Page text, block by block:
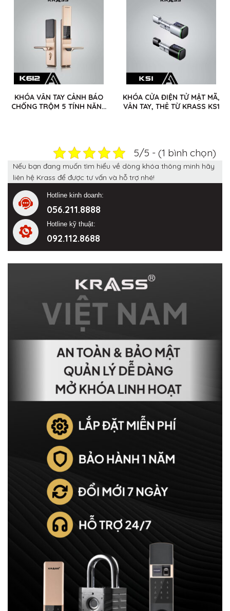
KHÓA VÂN TAY CẢNH BÁO
CHỐNG TRỘM 5 TÍNH NĂNG
KHÓA CỬA ĐIỆN TỬ MẬT MÃ,
VÂN TAY, THẺ TỪ KRASS KS1
5/5 - (1 bình chọn)
Nếu bạn đang muốn tìm hiểu về dòng khóa thông minh hãy
liên hệ Krass để được tư vấn và hỗ trợ nhé!
Hotline kinh doanh:
056.211.8888
Hotline kỹ thuật:
092.112.8688